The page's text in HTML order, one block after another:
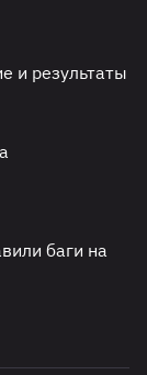
и результаты
баги на